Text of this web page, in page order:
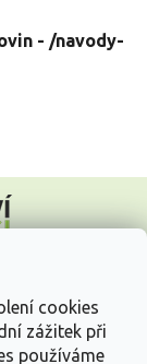
cookies
zážitek při
používáme
- /navody-